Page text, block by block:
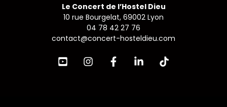
Le Concert de l’Hostel Dieu
10 rue Bourgelat, 69002 Lyon
04 78 42 27 76
contact@concert-hosteldieu.com